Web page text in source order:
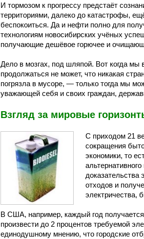
И тормозом к прогрессу предстаёт
территориями, далеко до катастрофы,
беспокоиться. Да и нефти полно для
технологиям новосибирских учёных
получающие дешёвое горючее и
Дело в мозгах, под шляпой. Вот когда мы
продолжаться не может, что никакая
погрязла в мусоре, — только тогда мы
уважающей себя и своих граждан,
Взгляд за мировые
С приходом 21
сокращения
экономики, то
доказательства
отходов и
электричества,
В США, например, каждый год
произвести до 2 процентов требуемой
единодушному мнению, что городские